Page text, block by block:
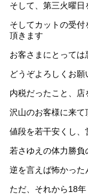
そして、第三火曜
そしてカットの受
頂きます
お客さまにとって
どうぞよろしくお願
内税だったこと、
沢山のお客様に来
値段を若干安くし、
若さゆえの体力勝負
逆を言えば怖かった
ただ、それから18年